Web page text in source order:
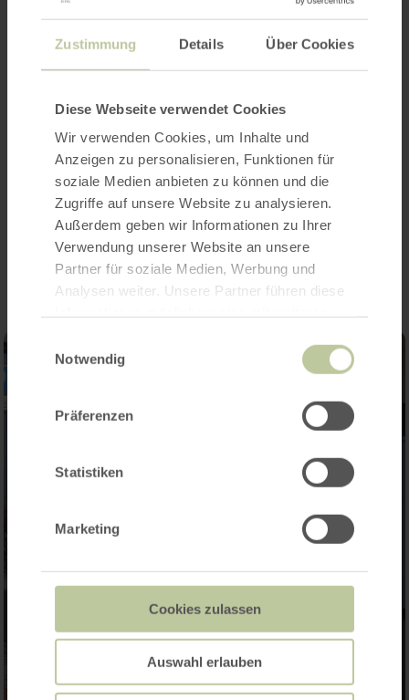
Zustimmung Details Über Cookies
Diese Webseite verwendet Cookies
Wir verwenden Cookies, um Inhalte und
Anzeigen zu personalisieren, Funktionen für
soziale Medien anbieten zu können und die
Zugriffe auf unsere Website zu analysieren.
Außerdem geben wir Informationen zu Ihrer
Verwendung unserer Website an unsere
Partner für soziale Medien, Werbung und
Analysen weiter. Unsere Partner führen diese
haben oder die sie im Rahmen Ihrer Nutzung
Notwendig
Präferenzen
Statistiken
Marketing
Cookies zulassen
Auswahl erlauben
Openingstijden
Categorieën
Impressies